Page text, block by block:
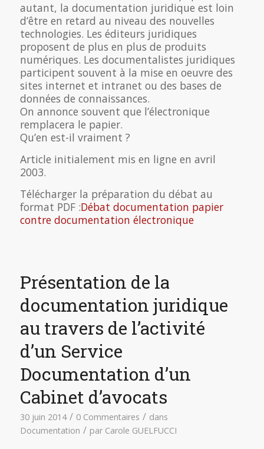
autant, la documentation juridique est loin
d’être en retard au niveau des nouvelles
technologies. Les éditeurs juridiques
proposent de plus en plus de produits
numériques. Les documentalistes juridiques
participent souvent à la mise en oeuvre des
sites internet et intranet ou des bases de
données de connaissances.
On annonce souvent que l’électronique
remplacera le papier.
Qu’en est-il vraiment ?
Article initialement mis en ligne en avril
2003.
Télécharger la préparation du débat au
format PDF :Débat documentation papier
contre documentation électronique
Présentation de la
documentation juridique
au travers de l’activité
d’un Service
Documentation d’un
Cabinet d’avocats
30 juin 2014 / 0 Commentaires / dans
Documentation / par Carole GUELFUCCI